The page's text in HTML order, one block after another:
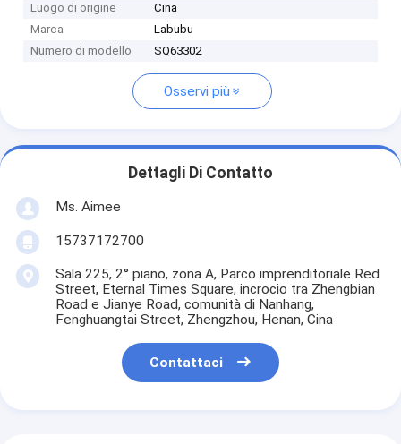
Luogo di origine
Cina
Marca
Labubu
Numero di modello
SQ63302
Osservi più
Dettagli Di Contatto
Ms. Aimee
15737172700
Sala 225, 2° piano, zona A, Parco imprenditoriale Red
Street, Eternal Times Square, incrocio tra Zhengbian
Road e Jianye Road, comunità di Nanhang,
Fenghuangtai Street, Zhengzhou, Henan, Cina
Contattaci